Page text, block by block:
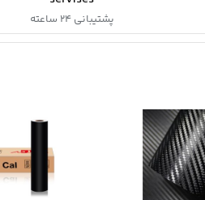
پشتیبانی ۲۴ ساعته